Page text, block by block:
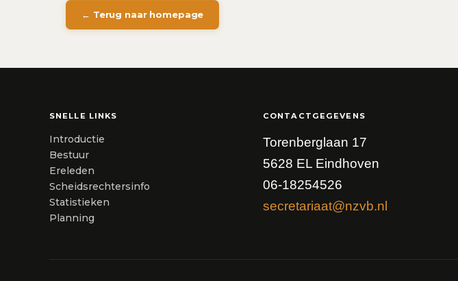
← Terug naar homepage
SNELLE LINKS
Introductie
Bestuur
Ereleden
Scheidsrechtersinfo
Statistieken
Planning
CONTACTGEGEVENS
Torenberglaan 17
5628 EL Eindhoven
06-18254526
secretariaat@nzvb.nl